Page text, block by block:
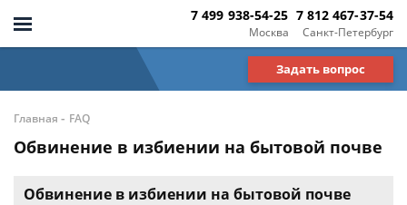
Москва
7 499 938-54-25
Санкт-Петербург
7 812 467-37-54
Задать вопрос
Главная - FAQ
Обвинение в избиении на бытовой почве
Обвинение в избиении на бытовой почве